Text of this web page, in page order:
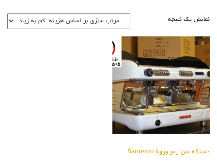
نمایش یک نتیجه
دستگاه سن رمو ورونا Sanremo